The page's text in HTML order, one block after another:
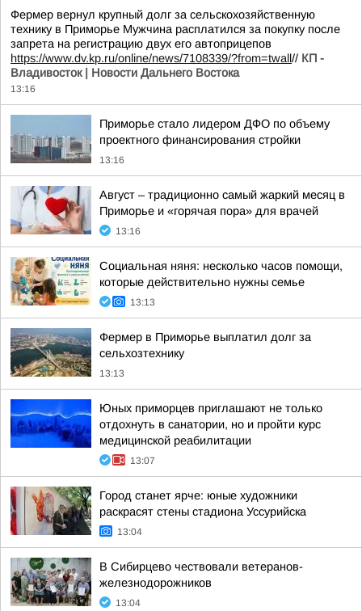
Фермер вернул крупный долг за сельскохозяйственную
технику в Приморье Мужчина расплатился за покупку после
запрета на регистрацию двух его автоприцепов
https://www.dv.kp.ru/online/news/7108339/?from=twall// КП -
Владивосток | Новости Дальнего Востока
13:16
Приморье стало лидером ДФО по объему
проектного финансирования стройки
13:16
Август – традиционно самый жаркий месяц в
Приморье и «горячая пора» для врачей
13:16
Социальная няня: несколько часов помощи,
которые действительно нужны семье
13:13
Фермер в Приморье выплатил долг за
сельхозтехнику
13:13
Юных приморцев приглашают не только
отдохнуть в санатории, но и пройти курс
медицинской реабилитации
13:07
Город станет ярче: юные художники
раскрасят стены стадиона Уссурийска
13:04
В Сибирцево чествовали ветеранов-
железнодорожников
13:04